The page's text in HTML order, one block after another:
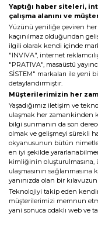
Yaptığı haber siteleri,
çalışma alanını ve
Yüzünü yeniliğe çeviren
kaçınılmaz olduğundan
ilgili olarak kendi içinde
"INVIVA", internet
"PRATIVA", masaüstü
SİSTEM" markaları ile yeni
detaylandırmıştır.
Müşterilerimizin her
Yaşadığımız iletişim ve
ulaşmak her zamankinden
bilgi sunmanın da son
olmak ve gelişmeyi sürekli
okyanusunun bütün
en iyi şekilde
kimliğinin oluşturulmasına,
ulaşmasının sağlanmasına
yanınızda olan bir
Teknolojiyi takip eden
müşterilerimizi memnun
yani sonuca odaklı web ve